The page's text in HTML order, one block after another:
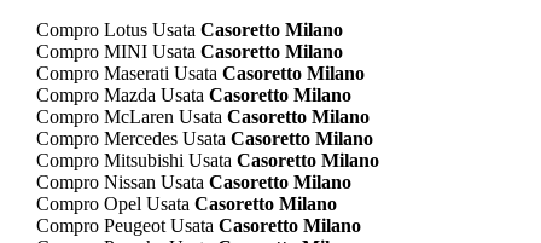
Compro Lotus Usata Casoretto Milano
Compro MINI Usata Casoretto Milano
Compro Maserati Usata Casoretto Milano
Compro Mazda Usata Casoretto Milano
Compro McLaren Usata Casoretto Milano
Compro Mercedes Usata Casoretto Milano
Compro Mitsubishi Usata Casoretto Milano
Compro Nissan Usata Casoretto Milano
Compro Opel Usata Casoretto Milano
Compro Peugeot Usata Casoretto Milano